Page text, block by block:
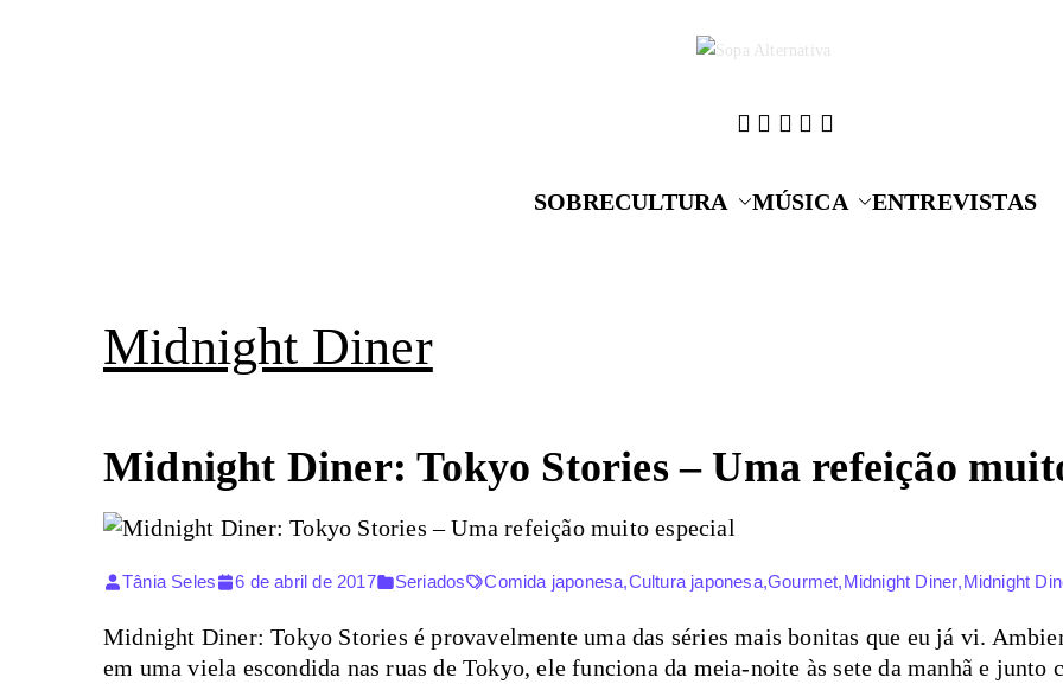
SOBRECULTURA MÚSICA ENTREVISTAS
Midnight Diner
Midnight Diner: Tokyo Stories – Uma refeição
Tânia Seles 6 de abril de 2017 Seriados Comida japonesa,Cultura japonesa,Gourmet,Midnight Diner,Midnight
Midnight Diner: Tokyo Stories é provavelmente uma das séries mais bonitas que eu já vi.
em uma viela escondida nas ruas de Tokyo, ele funciona da meia-noite às sete da manhã e